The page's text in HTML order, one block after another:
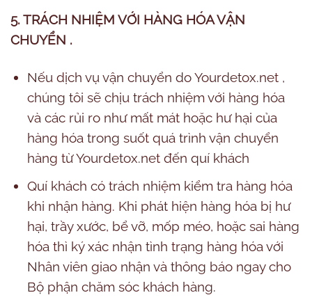
5. TRÁCH NHIỆM VỚI HÀNG HÓA VẬN
CHUYỂN .
Nếu dịch vụ vận chuyển do Yourdetox.net ,
chúng tôi sẽ chịu trách nhiệm với hàng hóa
và các rủi ro như mất mát hoặc hư hại của
hàng hóa trong suốt quá trình vận chuyển
hàng từ Yourdetox.net đến quí khách
Quí khách có trách nhiệm kiểm tra hàng hóa
khi nhận hàng. Khi phát hiện hàng hóa bị hư
hại, trầy xước, bể vỡ, mốp méo, hoặc sai hàng
hóa thì ký xác nhận tình trạng hàng hóa với
Nhân viên giao nhận và thông báo ngay cho
Bộ phận chăm sóc khách hàng.